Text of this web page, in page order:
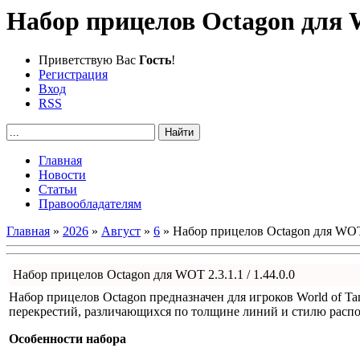
Набор прицелов Octagon для
Приветствую Вас Гость!
Регистрация
Вход
RSS
Главная
Новости
Статьи
Правообладателям
Главная » 2026 » Август » 6 » Набор прицелов Octagon для
Набор прицелов Octagon для WOT 2.3.1.1 / 1.44.0.0
Набор прицелов Octagon предназначен для игроков World of
перекрестий, различающихся по толщине линий и стилю
Особенности набора